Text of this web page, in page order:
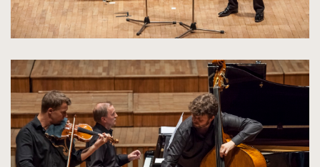
spowoduje
powiększenie
zdjęcia
rozmiarów
oryginalnych